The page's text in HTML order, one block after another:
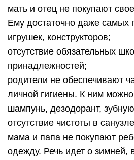
мать и отец не покупают
Ему достаточно даже самых
игрушек, конструкторов;
отсутствие обязательных
принадлежностей;
родители не обеспечивают
личной гигиены. К ним
шампунь, дезодорант,
отсутствие чистоты в
мама и папа не покупают
одежду. Речь идет о зимней,